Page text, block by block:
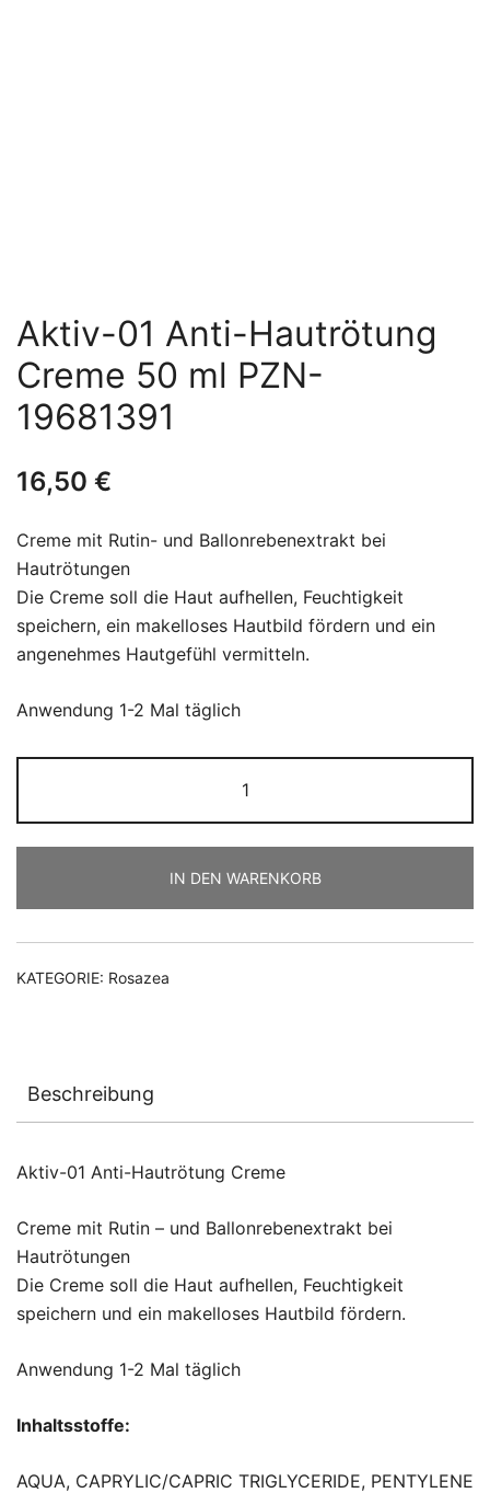
Aktiv-01 Anti-Hautrötung
Creme 50 ml PZN-
19681391
16,50 €
Creme mit Rutin- und Ballonrebenextrakt bei
Hautrötungen
Die Creme soll die Haut aufhellen, Feuchtigkeit
speichern, ein makelloses Hautbild fördern und ein
angenehmes Hautgefühl vermitteln.
Anwendung 1-2 Mal täglich
01
Anti-
Creme
50
ml
IN DEN WARENKORB
KATEGORIE: Rosazea
Beschreibung
Aktiv-01 Anti-Hautrötung Creme
Creme mit Rutin – und Ballonrebenextrakt bei
Hautrötungen
Die Creme soll die Haut aufhellen, Feuchtigkeit
speichern und ein makelloses Hautbild fördern.
Anwendung 1-2 Mal täglich
Inhaltsstoffe:
AQUA, CAPRYLIC/CAPRIC TRIGLYCERIDE, PENTYLENE